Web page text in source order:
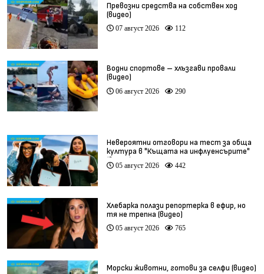
Превозни средства на собствен ход
(видео)
07 август 2026 112
Водни спортове – хлъзгави провали
(видео)
06 август 2026 290
Невероятни отговори на тест за обща
култура в "Къщата на инфлуенсърите"
(видео)
05 август 2026 442
Хлебарка полази репортерка в ефир, но
тя не трепна (видео)
05 август 2026 765
Морски животни, готови за селфи (видео)